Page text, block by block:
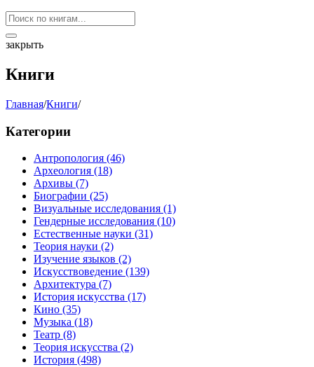
закрыть
Книги
Главная/Книги/
Категории
Антропология (46)
Археология (18)
Архивы (7)
Биографии (25)
Визуальные исследования (1)
Гендерные исследования (10)
Естественные науки (31)
Теория науки (2)
Изучение языков (2)
Искусствоведение (139)
Архитектура (7)
История искусства (17)
Кино (35)
Музыка (18)
Театр (8)
Теория искусства (2)
История (498)